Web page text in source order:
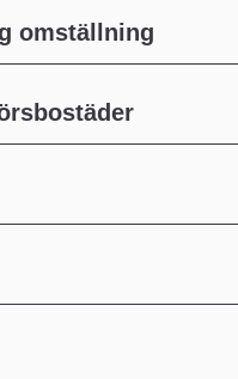
omställning